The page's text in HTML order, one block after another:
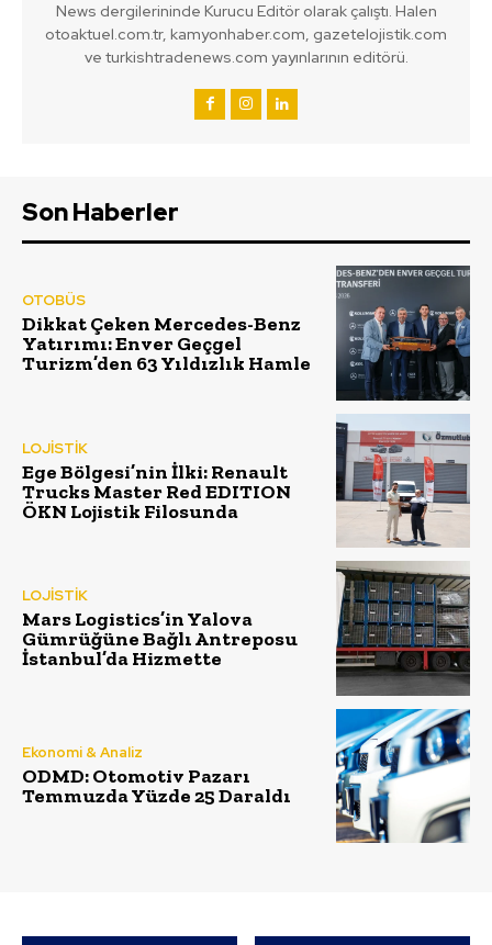
News dergilerininde Kurucu Editör olarak çalıştı. Halen
otoaktuel.com.tr, kamyonhaber.com, gazetelojistik.com
ve turkishtradenews.com yayınlarının editörü.
Son Haberler
OTOBÜS
Dikkat Çeken Mercedes-Benz
Yatırımı: Enver Geçgel
Turizm’den 63 Yıldızlık Hamle
LOJİSTİK
Ege Bölgesi’nin İlki: Renault
Trucks Master Red EDITION
ÖKN Lojistik Filosunda
LOJİSTİK
Mars Logistics’in Yalova
Gümrüğüne Bağlı Antreposu
İstanbul’da Hizmette
Ekonomi & Analiz
ODMD: Otomotiv Pazarı
Temmuzda Yüzde 25 Daraldı